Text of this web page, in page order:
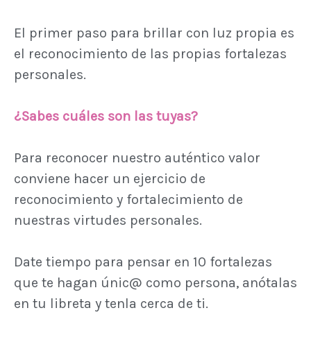
El primer paso para brillar con luz propia es
el reconocimiento de las propias fortalezas
personales.
¿Sabes cuáles son las tuyas?
Para reconocer nuestro auténtico valor
conviene hacer un ejercicio de
reconocimiento y fortalecimiento de
nuestras virtudes personales.
Date tiempo para pensar en 10 fortalezas
que te hagan únic@ como persona, anótalas
en tu libreta y tenla cerca de ti.